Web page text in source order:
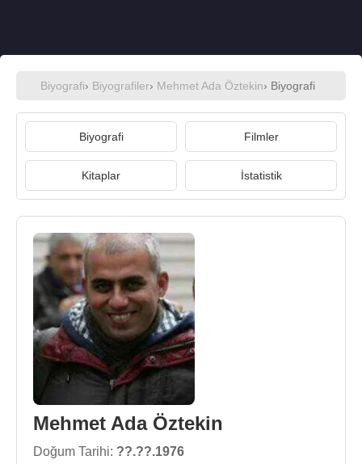
Biyografi› Biyografiler› Mehmet Ada Öztekin› Biyografi
Biyografi Filmler
Kitaplar İstatistik
Mehmet Ada Öztekin
Doğum Tarihi: ??.??.1976